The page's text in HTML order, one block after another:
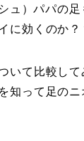
ュ）パパの足
に効くのか？
いて比較して
知って足の